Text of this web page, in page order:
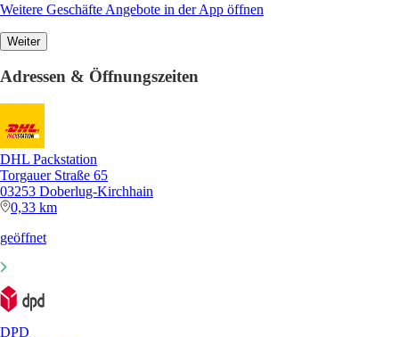
Weitere Geschäfte Angebote in der App öffnen
Weiter
Adressen & Öffnungszeiten
DHL Packstation
Torgauer Straße 65
03253 Doberlug-Kirchhain
0,33 km
geöffnet
DPD